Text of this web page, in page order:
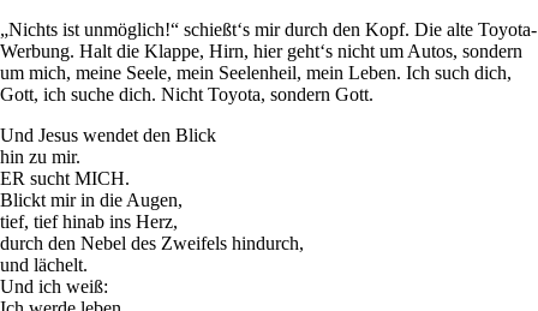
„Nichts ist unmöglich!“ schießt‘s mir durch den Kopf. Die alte Toyota-
Werbung. Halt die Klappe, Hirn, hier geht‘s nicht um Autos, sondern
um mich, meine Seele, mein Seelenheil, mein Leben. Ich such dich,
Gott, ich suche dich. Nicht Toyota, sondern Gott.
Und Jesus wendet den Blick
hin zu mir.
ER sucht MICH.
Blickt mir in die Augen,
tief, tief hinab ins Herz,
durch den Nebel des Zweifels hindurch,
und lächelt.
Und ich weiß: